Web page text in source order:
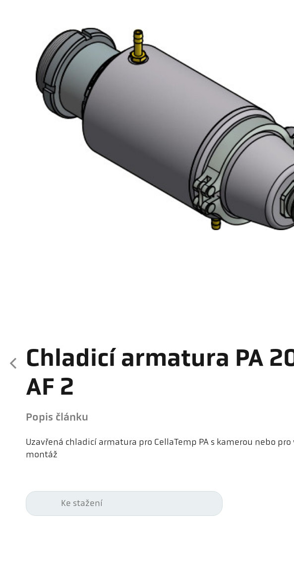
Chladicí armatura PA
AF 2
Popis článku
Uzavřená chladicí armatura pro CellaTemp PA s kamerou nebo pro
montáž
Ke stažení